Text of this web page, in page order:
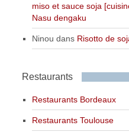
miso et sauce soja
Nasu dengaku
Ninou dans Risotto de
Restaurants
Restaurants Bordeaux
Restaurants Toulouse